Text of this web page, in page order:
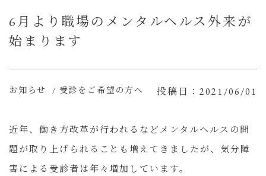
6月より職場のメンタルヘルス外来が
始まります
お知らせ / 受診をご希望の方へ 投稿日：2021/06/01
近年、働き方改革が行われるなどメンタルヘルスの問
題が取り上げられることも増えてきましたが、気分障
害による受診者は年々増加しています。